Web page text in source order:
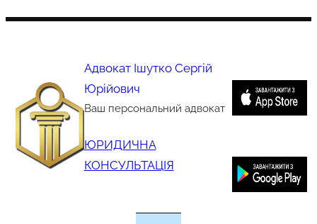
Адвокат Ішутко Сергій
Юрійович
Ваш персональний адвокат
ЮРИДИЧНА
КОНСУЛЬТАЦІЯ